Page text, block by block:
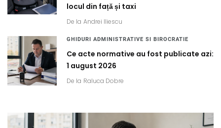
locul din față și taxi
De la Andrei Iliescu
GHIDURI ADMINISTRATIVE SI BIROCRATIE
Ce acte normative au fost publicate azi:
1 august 2026
De la Raluca Dobre